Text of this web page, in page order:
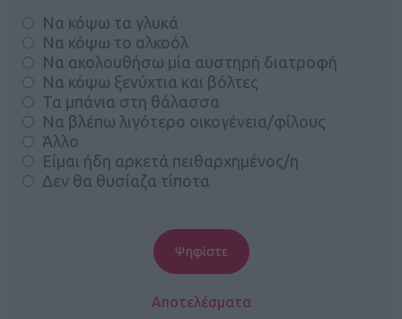
Να κόψω τα γλυκά
Να κόψω το αλκοόλ
Να ακολουθήσω μία αυστηρή διατροφή
Να κόψω ξενύχτια και βόλτες
Τα μπάνια στη θάλασσα
Να βλέπω λιγότερο οικογένεια/φίλους
Άλλο
Είμαι ήδη αρκετά πειθαρχημένος/η
Δεν θα θυσίαζα τίποτα
Αποτελέσματα